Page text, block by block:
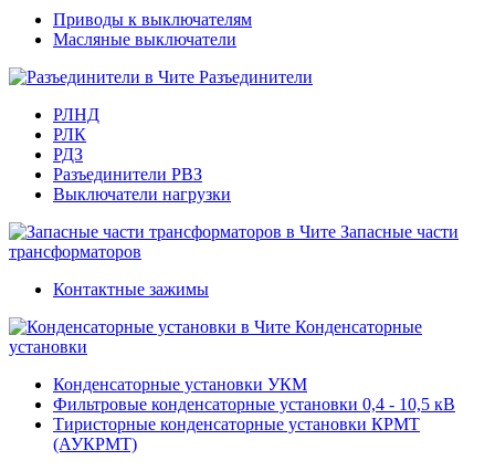
Приводы к выключателям
Масляные выключатели
Разъединители
РЛНД
РЛК
РДЗ
Разъединители РВЗ
Выключатели нагрузки
Запасные части
трансформаторов
Контактные зажимы
Конденсаторные
установки
Конденсаторные установки УКМ
Фильтровые конденсаторные установки 0,4 - 10,5 кВ
Тиристорные конденсаторные установки КРМТ
(АУКРМТ)